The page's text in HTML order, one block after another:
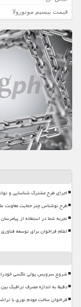
قیمت بیسیم موتورولا
اجرای طرح مشترک شناسایی و
طرح نوشناس چتر حمایت معاونت
تجربه شما در استفاده از
اعلام فراخوان برای توسعه
شروع سرویس پولی تاکسی
دقیقا به اندازه مصرف ترافیک
فراخوان ساخت مودم نوری با